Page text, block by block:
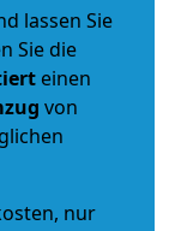
lassen Sie
Sie die
einen
von
nur